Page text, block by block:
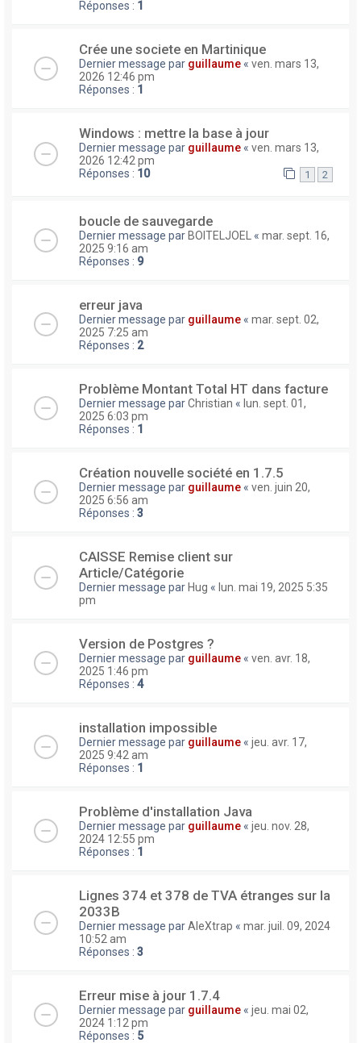
Réponses : 1
Crée une societe en Martinique
Dernier message par guillaume « ven. mars 13,
2026 12:46 pm
Réponses : 1
Windows : mettre la base à jour
Dernier message par guillaume « ven. mars 13,
2026 12:42 pm
Réponses : 10 1 2
boucle de sauvegarde
Dernier message par BOITELJOEL « mar. sept. 16,
2025 9:16 am
Réponses : 9
erreur java
Dernier message par guillaume « mar. sept. 02,
2025 7:25 am
Réponses : 2
Problème Montant Total HT dans facture
Dernier message parChristian « lun. sept. 01,
2025 6:03 pm
Réponses : 1
Création nouvelle société en 1.7.5
Dernier message par guillaume « ven. juin 20,
2025 6:56 am
Réponses : 3
CAISSE Remise client sur
Article/Catégorie
Dernier message par Hug « lun. mai 19, 2025 5:35
pm
Version de Postgres ?
Dernier message par guillaume « ven. avr. 18,
2025 1:46 pm
Réponses : 4
installation impossible
Dernier message par guillaume « jeu. avr. 17,
2025 9:42 am
Réponses : 1
Problème d'installation Java
Dernier message par guillaume « jeu. nov. 28,
2024 12:55 pm
Réponses : 1
Lignes 374 et 378 de TVA étranges sur la
2033B
Dernier message parAleXtrap « mar. juil. 09, 2024
10:52 am
Réponses : 3
Erreur mise à jour 1.7.4
Dernier message par guillaume « jeu. mai 02,
2024 1:12 pm
Réponses : 5